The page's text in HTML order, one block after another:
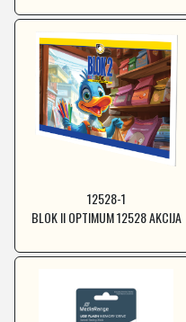
12528-1
BLOK II OPTIMUM 12528 AKCIJA